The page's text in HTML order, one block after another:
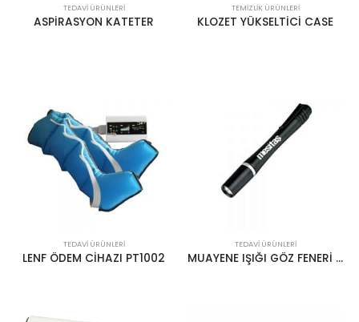
TEDAVI ÜRÜNLERI
ASPİRASYON KATETER
TEMIZLIK ÜRÜNLERI
KLOZET YÜKSELTİCİ CASE
TEDAVI ÜRÜNLERI
LENF ÖDEM CİHAZI PT1002
TEDAVI ÜRÜNLERI
MUAYENE IŞIĞI GÖZ FENERİ MESİTAŞ